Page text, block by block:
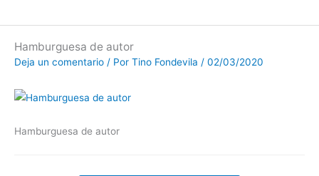
Hamburguesa de autor
Deja un comentario / Por Tino Fondevila / 02/03/2020
Hamburguesa de autor